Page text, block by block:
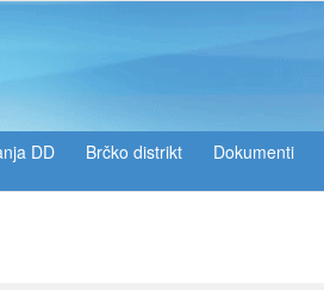
DD Brčko distrikt Dokumenti